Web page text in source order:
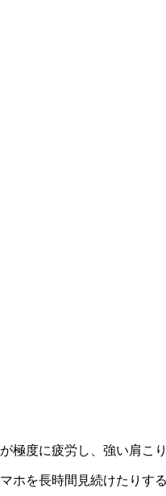
度に疲労し、強い肩こ
ホを長時間見続けたりす